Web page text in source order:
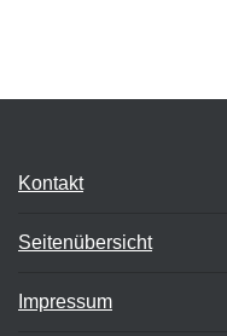
Kontakt
Seitenübersicht
Impressum